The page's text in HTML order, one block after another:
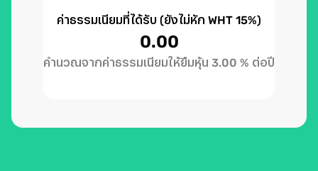
ค่าธรรมเนียมที่ได้รับ (ยังไม่หัก WHT 15%)
0.00
คำนวณจากค่าธรรมเนียมให้ยืมหุ้น 3.00 % ต่อปี